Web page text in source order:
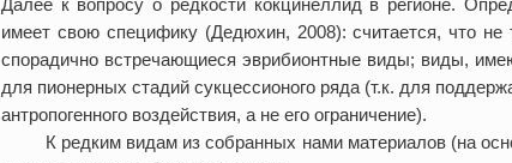
имеет свою специфику (Дедюхин, 2008): считается, что
спорадично встречающиеся эврибионтные виды; виды,
для пионерных стадий сукцессионого ряда (т.к. для
антропогенного воздействия, а не его ограничение).
К редким видам из собранных нами материалов (на